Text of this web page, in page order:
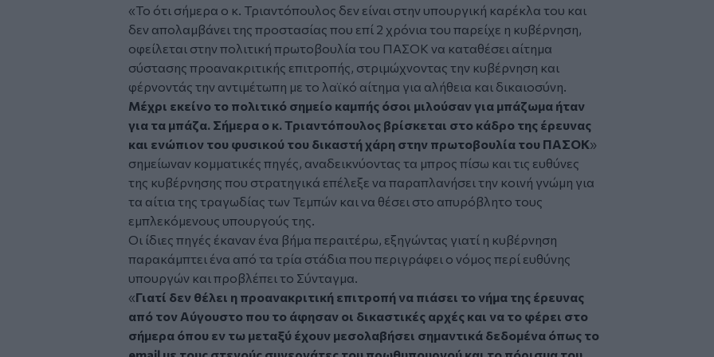
«Το ότι σήμερα ο κ. Τριαντόπουλος δεν είναι στην υπουργική καρέκλα του και
δεν απολαμβάνει της προστασίας που επί 2 χρόνια του παρείχε η κυβέρνηση,
οφείλεται στην πολιτική πρωτοβουλία του ΠΑΣΟΚ να καταθέσει αίτημα
σύστασης προανακριτικής επιτροπής, στριμώχνοντας την κυβέρνηση και
φέρνοντάς την αντιμέτωπη με το λαϊκό αίτημα για αλήθεια και δικαιοσύνη.
Μέχρι εκείνο το πολιτικό σημείο καμπής όσοι μιλούσαν για μπάζωμα ήταν
για τα μπάζα. Σήμερα ο κ. Τριαντόπουλος βρίσκεται στο κάδρο της έρευνας
και ενώπιον του φυσικού του δικαστή χάρη στην πρωτοβουλία του ΠΑΣΟΚ»
σημείωναν κομματικές πηγές, αναδεικνύοντας τα μπρος πίσω και τις ευθύνες
της κυβέρνησης που στρατηγικά επέλεξε να παραπλανήσει την κοινή γνώμη για
τα αίτια της τραγωδίας των Τεμπών και να θέσει στο απυρόβλητο τους
εμπλεκόμενους υπουργούς της.
Οι ίδιες πηγές έκαναν ένα βήμα περαιτέρω, εξηγώντας γιατί η κυβέρνηση
παρακάμπτει ένα από τα τρία στάδια που περιγράφει ο νόμος περί ευθύνης
υπουργών και προβλέπει το Σύνταγμα.
«Γιατί δεν θέλει η προανακριτική επιτροπή να πιάσει το νήμα της έρευνας
από τον Αύγουστο που το άφησαν οι δικαστικές αρχές και να το φέρει στο
σήμερα όπου εν τω μεταξύ έχουν μεσολαβήσει σημαντικά δεδομένα όπως το